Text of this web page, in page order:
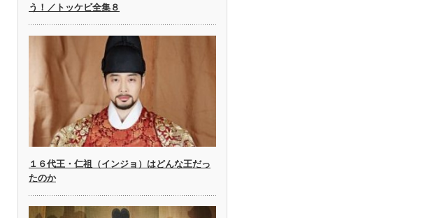
う！／トッケビ全集８
１６代王・仁祖（インジョ）はどんな王だっ
たのか